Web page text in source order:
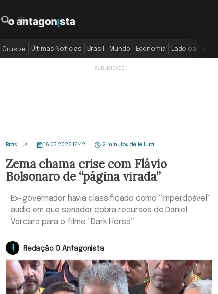
Crusoé Últimas Notícias Brasil Mundo Economia Lado oa!
Brasil 16.05.2026 16:42 2 minutos de leitura
Zema chama crise com Flávio
Bolsonaro de “página virada”
Ex-governador havia classificado como “imperdoável”
áudio em que senador cobra recursos de Daniel
Vorcaro para o filme “Dark Horse”
Redação O Antagonista